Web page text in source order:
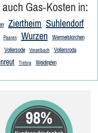
Gas-Kosten in:
Ziertheim Suhlendorf
Paaren Wurzen Wermelskirchen
Vollersode Vieselbach Vollersroda
Trebra Weidingen